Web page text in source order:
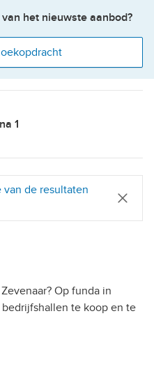
het nieuwste aanbod?
1
van de resultaten
Op funda in
te koop en te